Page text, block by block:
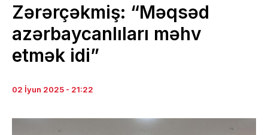
Zərərçəkmiş: “Məqsəd
azərbaycanlıları məhv
etmək idi”
02 İyun 2025 - 21:22